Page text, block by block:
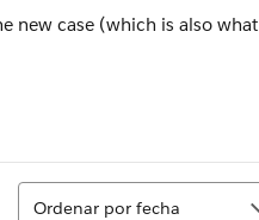
new case (which is also what
Ordenar
Ordenar por fecha